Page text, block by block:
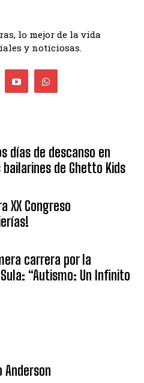
lo mejor de la vida
y noticiosas.
días de descanso en
de Ghetto Kids
XX Congreso
carrera por la
“Autismo: Un Infinito
Anderson